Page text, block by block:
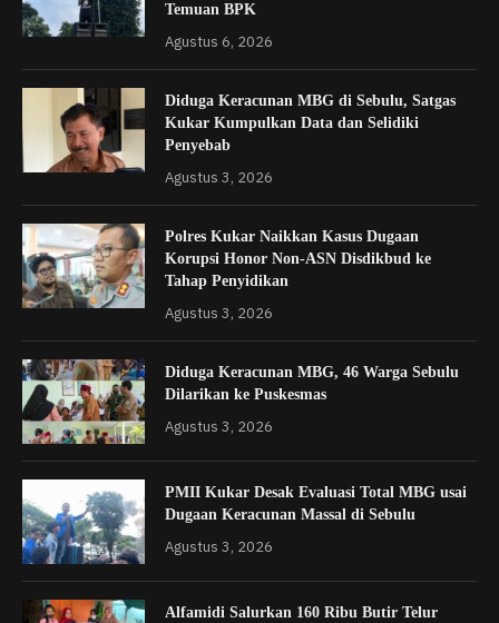
Temuan BPK
Agustus 6, 2026
Diduga Keracunan MBG di Sebulu, Satgas
Kukar Kumpulkan Data dan Selidiki
Penyebab
Agustus 3, 2026
Polres Kukar Naikkan Kasus Dugaan
Korupsi Honor Non-ASN Disdikbud ke
Tahap Penyidikan
Agustus 3, 2026
Diduga Keracunan MBG, 46 Warga Sebulu
Dilarikan ke Puskesmas
Agustus 3, 2026
PMII Kukar Desak Evaluasi Total MBG usai
Dugaan Keracunan Massal di Sebulu
Agustus 3, 2026
Alfamidi Salurkan 160 Ribu Butir Telur